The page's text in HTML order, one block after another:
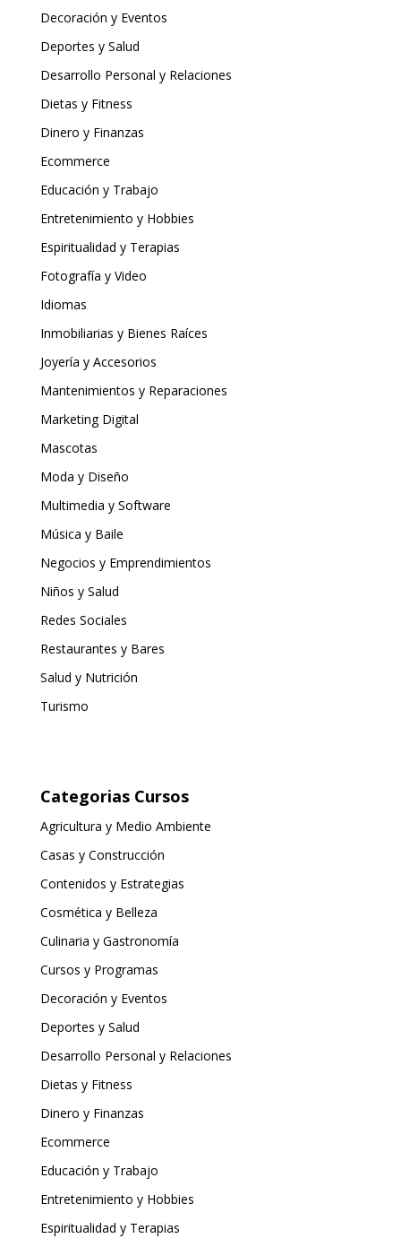
Decoración y Eventos
Deportes y Salud
Desarrollo Personal y Relaciones
Dietas y Fitness
Dinero y Finanzas
Ecommerce
Educación y Trabajo
Entretenimiento y Hobbies
Espiritualidad y Terapias
Fotografía y Video
Idiomas
Inmobiliarias y Bienes Raíces
Joyería y Accesorios
Mantenimientos y Reparaciones
Marketing Digital
Mascotas
Moda y Diseño
Multimedia y Software
Música y Baile
Negocios y Emprendimientos
Niños y Salud
Redes Sociales
Restaurantes y Bares
Salud y Nutrición
Turismo
Categorias Cursos
Agricultura y Medio Ambiente
Casas y Construcción
Contenidos y Estrategias
Cosmética y Belleza
Culinaria y Gastronomía
Cursos y Programas
Decoración y Eventos
Deportes y Salud
Desarrollo Personal y Relaciones
Dietas y Fitness
Dinero y Finanzas
Ecommerce
Educación y Trabajo
Entretenimiento y Hobbies
Espiritualidad y Terapias